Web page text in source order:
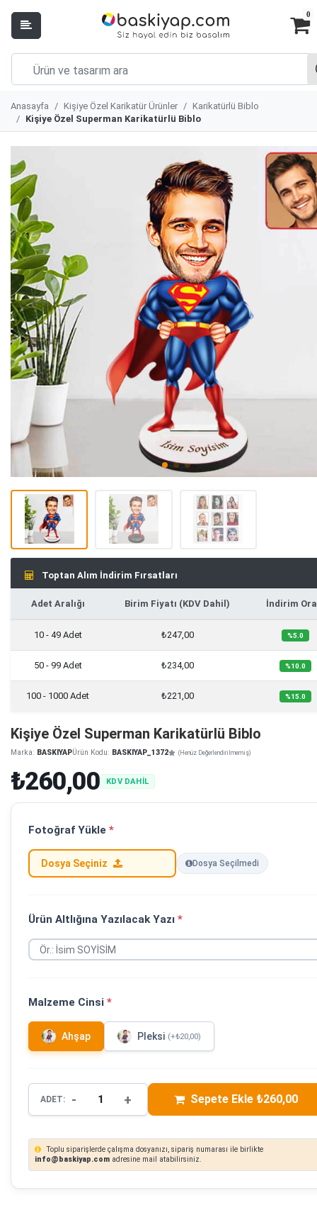
0
Anasayfa Kişiye Özel Karikatür Ürünler
Karikatürlü Biblo
Kişiye Özel Superman Karikatürlü Biblo
Toptan Alım İndirim Fırsatları
Adet Aralığı Birim Fiyatı (KDV Dahil) İndirim
10 - 49 Adet ₺247,00 %5.0
50 - 99 Adet ₺234,00 %10.0
100 - 1000 Adet ₺221,00 %15.0
Kişiye Özel Superman Karikatürlü Biblo
Marka: BASKIYAPÜrün Kodu: BASKIYAP_1372 (Henüz Değerlendirilmemiş)
₺260,00 KDV DAHİL
Fotoğraf Yükle *
Dosya Seçiniz Dosya Seçilmedi
Ürün Altlığına Yazılacak Yazı *
Malzeme Cinsi *
Ahşap Pleksi (+₺20,00)
ADET: - + Sepete Ekle ₺260,00
Toplu siparişlerde çalışma dosyanızı, sipariş numarası ile birlikte
info@baskiyap.com adresine mail atabilirsiniz.